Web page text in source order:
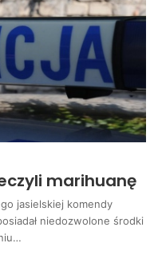
marihuanę
jasielskiej komendy
niedozwolone środki